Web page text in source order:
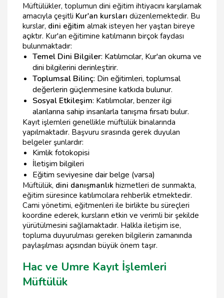
Müftülükler, toplumun dini eğitim ihtiyacını karşılamak
amacıyla çeşitli Kur'an kursları düzenlemektedir. Bu
kurslar, dini eğitim almak isteyen her yaştan bireye
açıktır. Kur'an eğitimine katılmanın birçok faydası
bulunmaktadır:
Temel Dini Bilgiler: Katılımcılar, Kur'an okuma ve
dini bilgilerini derinleştirir.
Toplumsal Bilinç: Din eğitimleri, toplumsal
değerlerin güçlenmesine katkıda bulunur.
Sosyal Etkileşim: Katılımcılar, benzer ilgi
alanlarına sahip insanlarla tanışma fırsatı bulur.
Kayıt işlemleri genellikle müftülük binalarında
yapılmaktadır. Başvuru sırasında gerek duyulan
belgeler şunlardır:
Kimlik fotokopisi
İletişim bilgileri
Eğitim seviyesine dair belge (varsa)
Müftülük, dini danışmanlık hizmetleri de sunmakta,
eğitim süresince katılımcılara rehberlik etmektedir.
Cami yönetimi, eğitmenleri ile birlikte bu süreçleri
koordine ederek, kursların etkin ve verimli bir şekilde
yürütülmesini sağlamaktadır. Halkla iletişim ise,
topluma duyurulması gereken bilgilerin zamanında
paylaşılması açısından büyük önem taşır.
Hac ve Umre Kayıt İşlemleri
Müftülük